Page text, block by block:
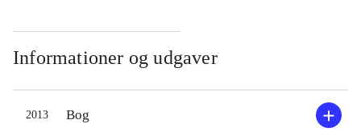
Informationer og udgaver
2013 Bog